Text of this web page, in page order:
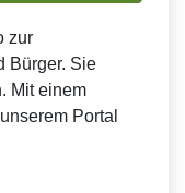
zur
Bürger. Sie
Mit einem
Portal